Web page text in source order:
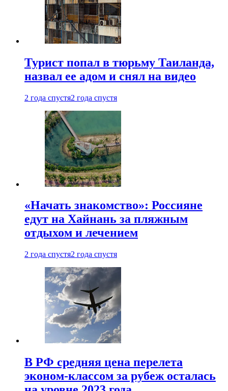
Турист попал в тюрьму Таиланда,
назвал ее адом и снял на видео
2 года спустя2 года спустя
«Начать знакомство»: Россияне
едут на Хайнань за пляжным
отдыхом и лечением
2 года спустя2 года спустя
В РФ средняя цена перелета
эконом-классом за рубеж осталась